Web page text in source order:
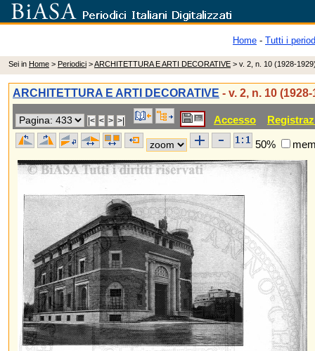
Home - Tutti i
Sei in Home > Periodici >ARCHITETTURA E ARTI DECORATIVE > v. 2, n. 10 (1928-
ARCHITETTURA E ARTI DECORATIVE - v. 2, n. 10
Accesso
50%